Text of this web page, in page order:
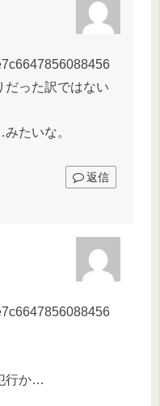
だった訳ではない
たいな。
返信
行か…